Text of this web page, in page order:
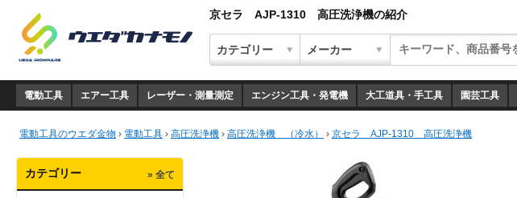
京セラ AJP-1310 高圧洗浄機の紹介
電動工具 エアー工具 レーザー・測量測定 エンジン工具・発電機 大工道具・手工具 園芸工具
電動工具のウエダ金物 › 電動工具 › 高圧洗浄機 › 高圧洗浄機 （冷水） › 京セラ AJP-1310 高圧洗浄機
カテゴリー » 全て